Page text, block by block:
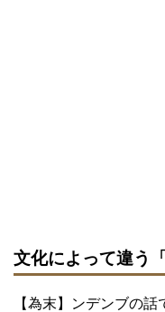
文化によって違う
【為末】ンデンブの